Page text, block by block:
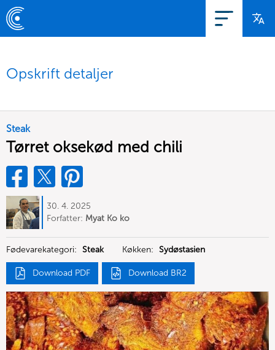
Opskrift detaljer
Steak
Tørret oksekød med chili
30. 4. 2025
Forfatter: Myat Ko ko
Fødevarekategori: Steak Køkken: Sydøstasien
Download PDF Download BR2